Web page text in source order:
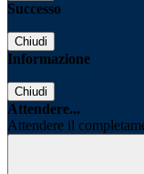
Successo
Chiudi
Informazione
Chiudi
Attendere...
Attendere il